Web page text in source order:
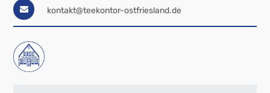
kontakt@teekontor-ostfriesland.de